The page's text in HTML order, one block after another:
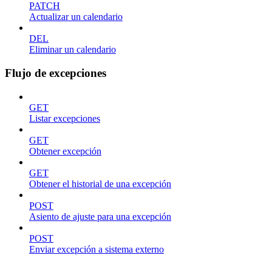
PATCH
Actualizar un calendario
DEL
Eliminar un calendario
Flujo de excepciones
GET
Listar excepciones
GET
Obtener excepción
GET
Obtener el historial de una excepción
POST
Asiento de ajuste para una excepción
POST
Enviar excepción a sistema externo